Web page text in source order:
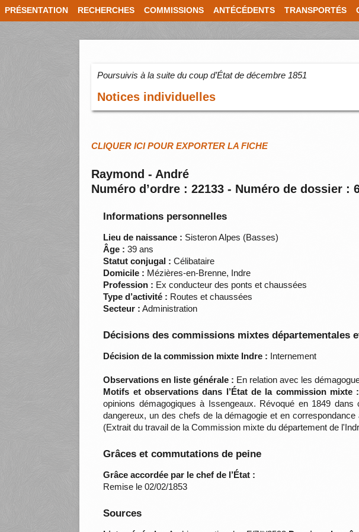
PRÉSENTATION RECHERCHES COMMISSIONS ANTÉCÉDENTS TRANSPORTÉS
Poursuivis à la suite du coup d’État de décembre 1851
Notices individuelles
CLIQUER ICI POUR EXPORTER LA FICHE
Raymond - André
Numéro d’ordre : 22133 - Numéro de dossier :
Informations personnelles
Lieu de naissance : Sisteron Alpes (Basses)
Âge : 39 ans
Statut conjugal : Célibataire
Domicile : Mézières-en-Brenne, Indre
Profession : Ex conducteur des ponts et chaussées
Type d’activité : Routes et chaussées
Secteur : Administration
Décisions des commissions mixtes départementales
Décision de la commission mixte Indre : Internement
Observations en liste générale : En relation avec les
Motifs et observations dans l’État de la commission mixte :
opinions démagogiques à Issengeaux. Révoqué en 1849
dangereux, un des chefs de la démagogie et en
(Extrait du travail de la Commission mixte du département de
Grâces et commutations de peine
Grâce accordée par le chef de l’État :
Remise le 02/02/1853
Sources